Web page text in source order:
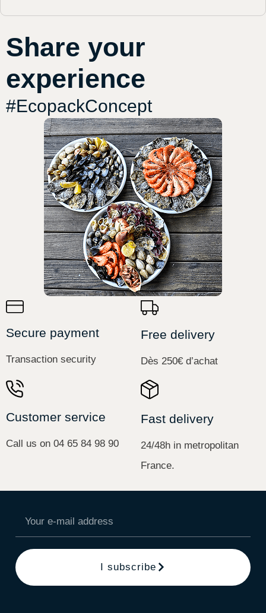
Share your
experience
#EcopackConcept
Secure payment
Transaction security
Free delivery
Dès 250€ d’achat
Customer service
Call us on 04 65 84 98 90
Fast delivery
24/48h in metropolitan
France.
I subscribe